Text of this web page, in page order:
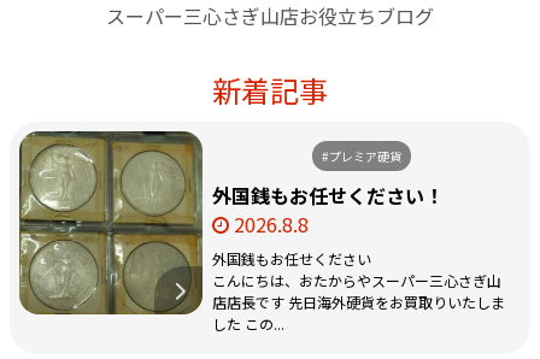
スーパー三心さぎ山店お役立ちブログ
新着記事
#プレミア硬貨
外国銭もお任せください！
2026.8.8
外国銭もお任せください
こんにちは、おたからやスーパー三心さぎ山
店店長です 先日海外硬貨をお買取りいたしま
した この...